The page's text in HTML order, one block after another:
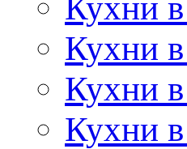
Кухни
Кухни
Кухни